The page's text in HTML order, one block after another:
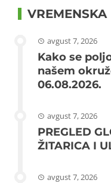
avgust 7, 2026
Kako se
našem
06.08.2026.
avgust 7, 2026
PREGLED
ŽITARICA I
avgust 7, 2026